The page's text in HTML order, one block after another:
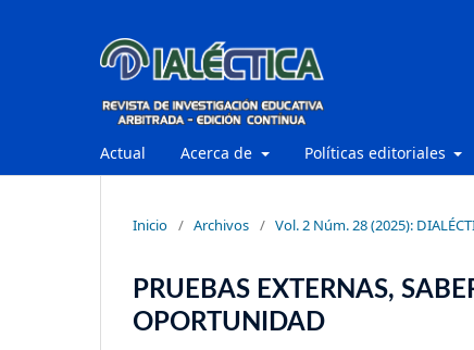
Actual Acerca de Políticas editoriales
Inicio / Archivos / Vol. 2 Núm. 28 (2025):
PRUEBAS EXTERNAS,
OPORTUNIDAD